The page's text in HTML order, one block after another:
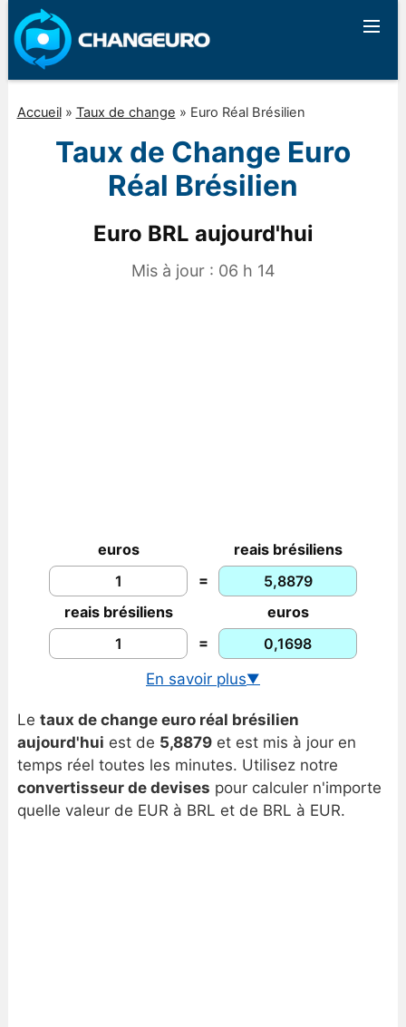
Accueil» Taux de change » Euro Réal Brésilien
Taux de Change Euro
Réal Brésilien
Euro BRL aujourd'hui
Mis à jour : 06 h 14
euros
reais brésiliens
=
reais brésiliens
euros
=
En savoir plus▼
Taux de change USD/BRL
Graphique euro/réal brésilien
Historique euro/réal brésilien
Le taux de change euro réal brésilien
aujourd'hui est de 5,8879et est mis à jour en
temps réel toutes les minutes. Utilisez notre
convertisseur de devises pour calculer n'importe
quelle valeur de EUR à BRL et de BRL à EUR.